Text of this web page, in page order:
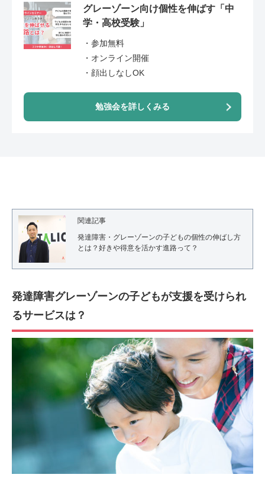
グレーゾーン向け個性を伸ばす「中
学・高校受験」
・参加無料
・オンライン開催
・顔出しなしOK
勉強会を詳しくみる
関連記事
発達障害・グレーゾーンの子どもの個性の伸ばし方
とは？好きや得意を活かす進路って？
発達障害グレーゾーンの子どもが支援を受けられ
るサービスは？